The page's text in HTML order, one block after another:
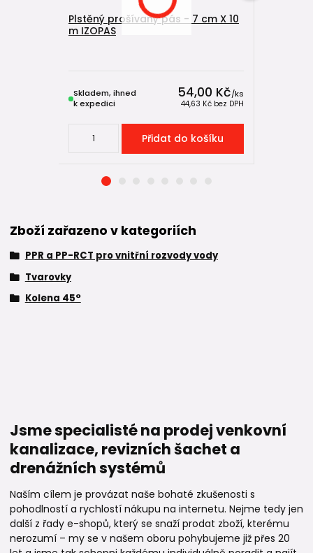
Plstěný prošívaný pás - 7 cm X 10
m IZOPAS
54,00 Kč/ks
44,63 Kč bez DPH
Skladem, ihned
k expedici
Přidat do košíku
Zboží zařazeno v kategoriích
PPR a PP-RCT pro vnitřní rozvody vody
Tvarovky
Kolena 45°
Jsme specialisté na prodej venkovní
kanalizace, revizních šachet a
drenážních systémů
Naším cílem je provázat naše bohaté zkušenosti s
pohodlností a rychlostí nákupu na internetu. Nejme tedy jen
další z řady e-shopů, který se snaží prodat zboží, kterému
nerozumí – my se v našem oboru pohybujeme již přes 20